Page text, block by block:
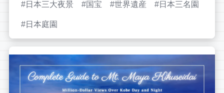
日本三大夜景 国宝 世界遺産 日本三名園
日本庭園